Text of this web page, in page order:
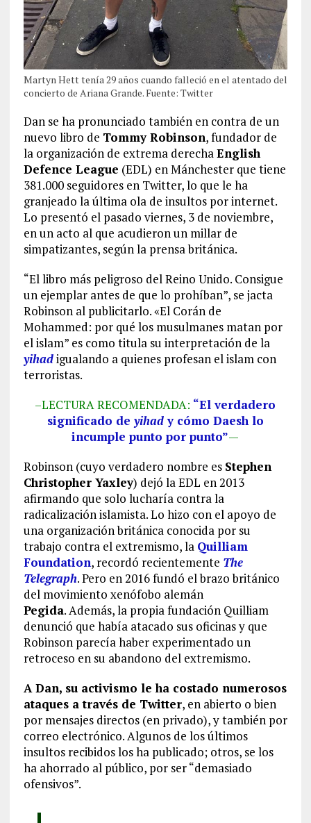
Martyn Hett tenía 29 años cuando falleció en el atentado del
concierto de Ariana Grande. Fuente: Twitter
Dan se ha pronunciado también en contra de un
nuevo libro de Tommy Robinson, fundador de
la organización de extrema derechaEnglish
Defence League (EDL) en Mánchester que tiene
381.000 seguidores en Twitter, lo que le ha
granjeado la última ola de insultos por internet.
Lo presentó el pasado viernes, 3 de noviembre,
en un acto al que acudieron un millar de
simpatizantes, según la prensa británica.
“El libro más peligroso del Reino Unido. Consigue
un ejemplar antes de que lo prohíban”, se jacta
Robinson al publicitarlo. «El Corán de
Mohammed: por qué los musulmanes matan por
el islam” es como titula su interpretación de la
yihadigualando a quienes profesan el islam con
terroristas.
–LECTURA RECOMENDADA: “El verdadero
significado de yihady cómo Daesh lo
incumple punto por punto”—
Robinson (cuyo verdadero nombre es Stephen
Christopher Yaxley) dejó la EDL en 2013
afirmando que solo lucharía contra la
radicalización islamista. Lo hizo con el apoyo de
una organización británica conocida por su
trabajo contra el extremismo, la Quilliam
Foundation, recordó recientemente The
Telegraph. Pero en 2016 fundó el brazo británico
del movimiento xenófobo alemán
Pegida. Además, la propia fundación Quilliam
denunció que había atacado sus oficinas y que
Robinson parecía haber experimentado un
retroceso en su abandono del extremismo.
A Dan, su activismo le ha costado numerosos
ataques a través de Twitter, en abierto o bien
por mensajes directos (en privado), y también por
correo electrónico. Algunos de los últimos
insultos recibidos los ha publicado; otros, se los
ha ahorrado al público, por ser “demasiado
ofensivos”.